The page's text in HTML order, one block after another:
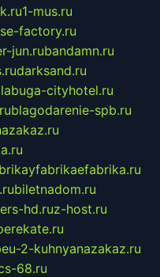
1-mus.ru
factory.ru
jun.rubandamn.ru
darksand.ru
cityhotel.ru
blagodarenie-spb.ru
biletnadom.ru
hd.ruz-host.ru
2-kuhnyanazakaz.ru
68.ru